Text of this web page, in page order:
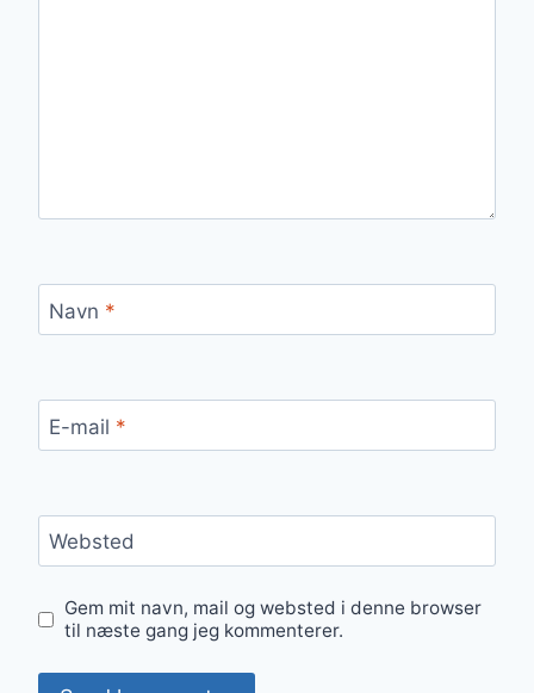
Navn *
E-mail *
Websted
Gem mit navn, mail og websted i denne browser
til næste gang jeg kommenterer.